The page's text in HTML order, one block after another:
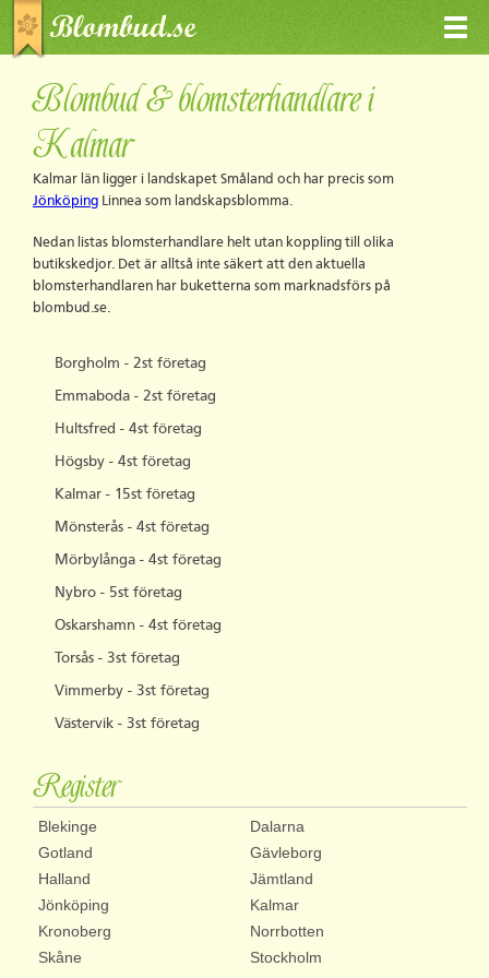
Blombud & blomsterhandlare i
Kalmar
Kalmar län ligger i landskapet Småland och har precis som
Jönköping Linnea som landskapsblomma.
Nedan listas blomsterhandlare helt utan koppling till olika
butikskedjor. Det är alltså inte säkert att den aktuella
blomsterhandlaren har buketterna som marknadsförs på
blombud.se.
Borgholm - 2st företag
Emmaboda - 2st företag
Hultsfred - 4st företag
Högsby - 4st företag
Kalmar - 15st företag
Mönsterås - 4st företag
Mörbylånga - 4st företag
Nybro - 5st företag
Oskarshamn - 4st företag
Torsås - 3st företag
Vimmerby - 3st företag
Västervik - 3st företag
Register
Blekinge
Dalarna
Gotland
Gävleborg
Halland
Jämtland
Jönköping
Kalmar
Kronoberg
Norrbotten
Skåne
Stockholm